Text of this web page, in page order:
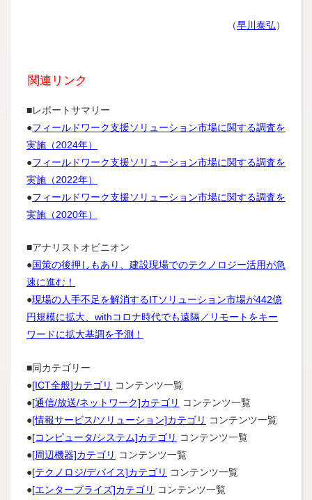
（早川泰弘）
関連リンク
■レポートサマリー
●フィールドワーク支援ソリューション市場に関する調査を
実施（2024年）
●フィールドワーク支援ソリューション市場に関する調査を
実施（2022年）
●フィールドワーク支援ソリューション市場に関する調査を
実施（2020年）
■アナリストオピニオン
●国策の後押しもあり、建設現場でのテクノロジー活用が急
速に進む！
●現場の人手不足を解消するITソリューション市場が442億
円規模に拡大、withコロナ時代でも遠隔／リモートをキー
ワードに拡大基調を予測！
■同カテゴリー
●[ICT全般]カテゴリ コンテンツ一覧
●[通信/放送/ネットワーク]カテゴリ コンテンツ一覧
●[情報サービス/ソリューション]カテゴリ コンテンツ一覧
●[コンピュータ/システム]カテゴリ コンテンツ一覧
●[周辺機器]カテゴリ コンテンツ一覧
●[テクノロジ/デバイス]カテゴリ コンテンツ一覧
●[エンタープライズ]カテゴリ コンテンツ一覧